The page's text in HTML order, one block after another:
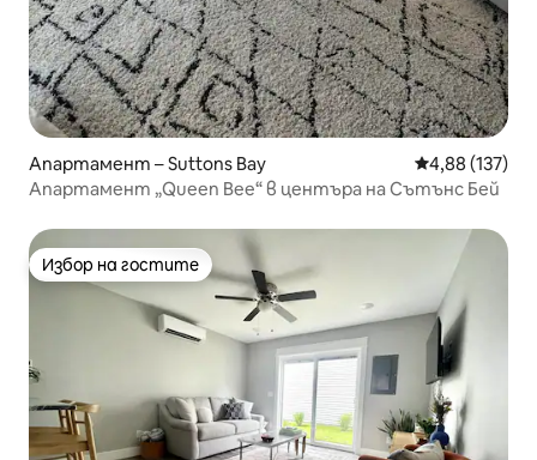
Апартамент – Suttons Bay Средна
4,88 (137)
Апартамент „Queen Bee“ в центъра на Сътънс Бей
Избор на гостите
Избор на гостите